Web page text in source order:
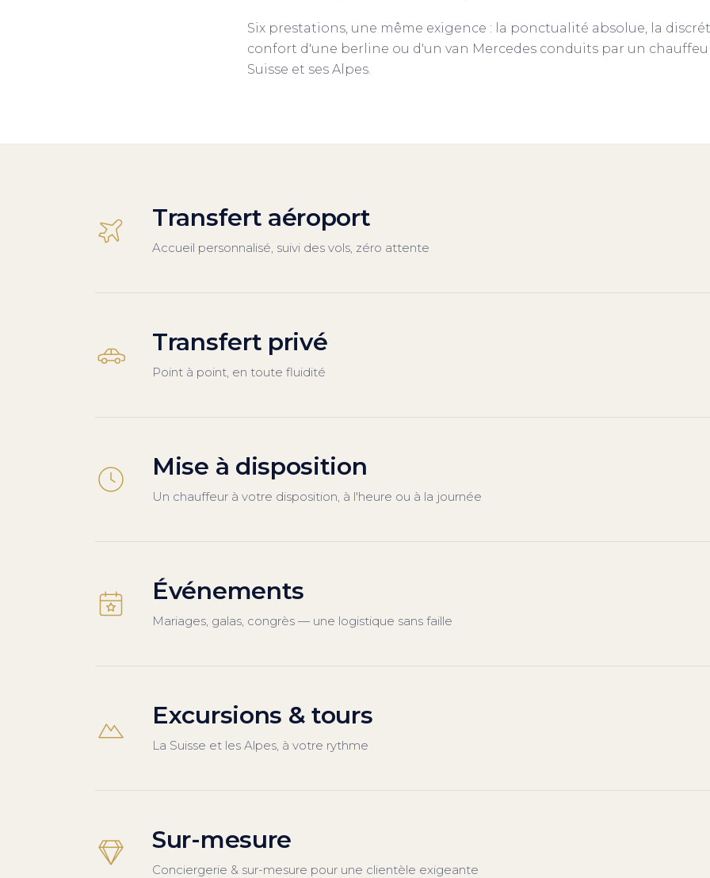
Six prestations, une même exigence : la ponctualité absolue, la
confort d'une berline ou d'un van Mercedes conduits par un
Suisse et ses Alpes.
Transfert aéroport
Accueil personnalisé, suivi des vols, zéro attente
Transfert privé
Point à point, en toute fluidité
Mise à disposition
Un chauffeur à votre disposition, à l'heure ou à la journée
Événements
Mariages, galas, congrès — une logistique sans faille
Excursions & tours
La Suisse et les Alpes, à votre rythme
Sur-mesure
Conciergerie & sur-mesure pour une clientèle exigeante